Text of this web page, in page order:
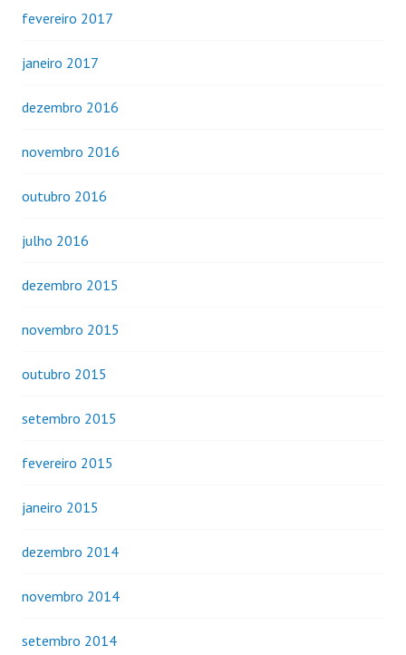
fevereiro 2017
janeiro 2017
dezembro 2016
novembro 2016
outubro 2016
julho 2016
dezembro 2015
novembro 2015
outubro 2015
setembro 2015
fevereiro 2015
janeiro 2015
dezembro 2014
novembro 2014
setembro 2014